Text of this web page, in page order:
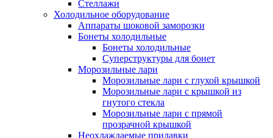
Стеллажи
Холодильное оборудование
Аппараты шоковой заморозки
Бонеты холодильные
Бонеты холодильные
Суперструктуры для бонет
Морозильные лари
Морозильные лари с глухой крышкой
Морозильные лари с крышкой из
гнутого стекла
Морозильные лари с прямой
прозрачной крышкой
Неохлаждаемые прилавки